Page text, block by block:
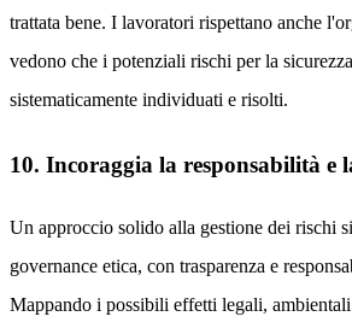
trattata bene. I lavoratori rispettano anche
vedono che i potenziali rischi per la
sistematicamente individuati e risolti.
10. Incoraggia la responsabilità e
Un approccio solido alla gestione dei rischi
governance etica, con trasparenza e
Mappando i possibili effetti legali,